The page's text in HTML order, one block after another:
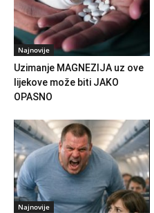
Najnovije
Uzimanje MAGNEZIJA uz ove
lijekove može biti JAKO
OPASNO
Najnovije